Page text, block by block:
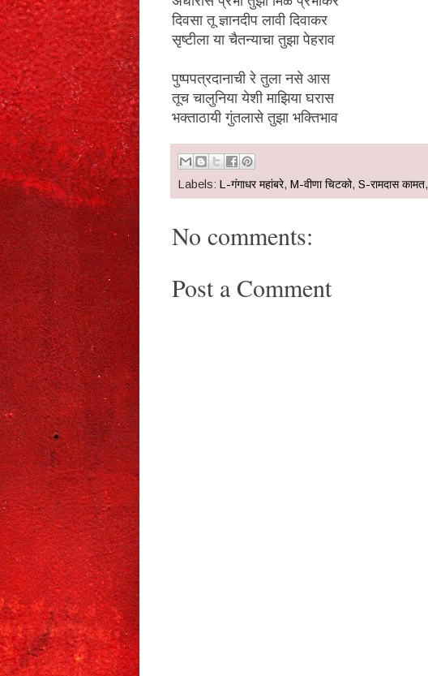
दिवसा तू ज्ञानदीप लावी दिवाकर
सृष्टीला या चैतन्याचा तुझा पेहराव
पुष्पपत्रदानाची रे तुला नसे आस
तूच चालुनिया येशी माझिया घरास
भक्ताठायी गुंतलासे तुझा भक्तिभाव
Labels: L-गंगाधर महांबरे, M-वीणा चिटको, S-रामदास कामत,
No comments:
Post a Comment